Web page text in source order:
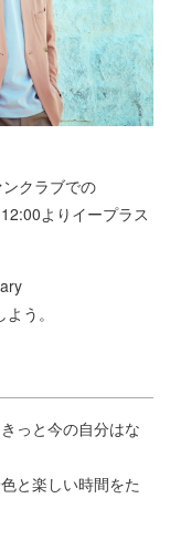
クラブでの
よりイープラス
う。
っと今の自分はな
と楽しい時間をた